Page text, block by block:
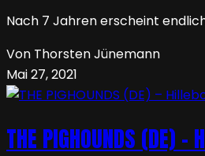
Nach 7 Jahren erscheint
Von Thorsten Jünemann
Mai 27, 2021
THE PIGHOUNDS (DE)